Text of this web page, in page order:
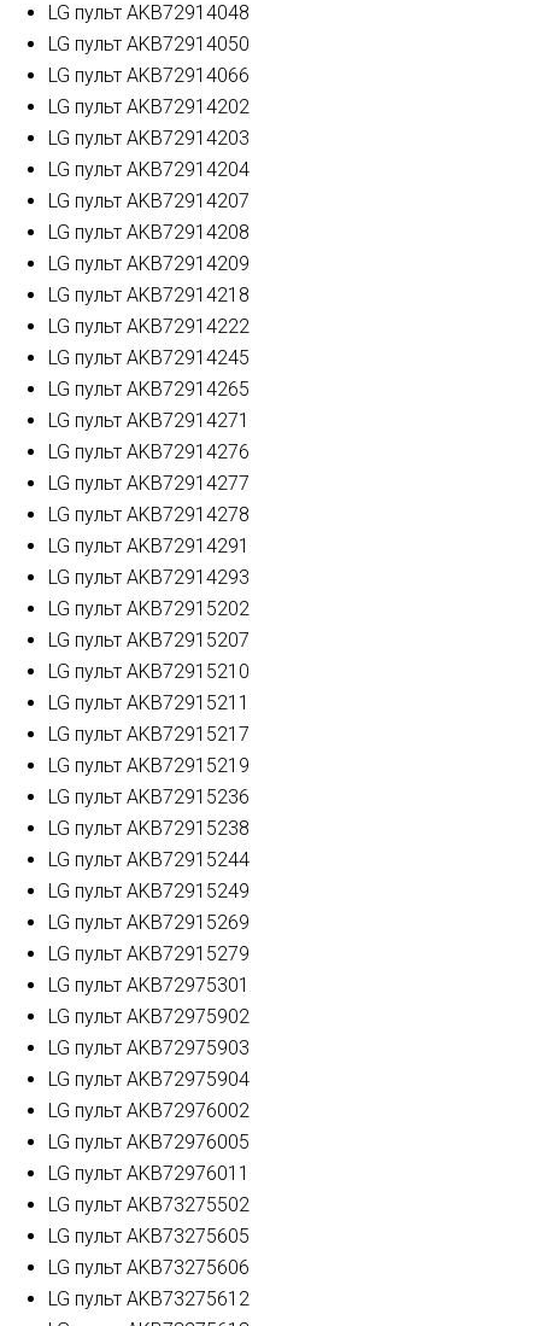
LG пульт AKB72914048
LG пульт AKB72914050
LG пульт AKB72914066
LG пульт AKB72914202
LG пульт AKB72914203
LG пульт AKB72914204
LG пульт AKB72914207
LG пульт AKB72914208
LG пульт AKB72914209
LG пульт AKB72914218
LG пульт AKB72914222
LG пульт AKB72914245
LG пульт AKB72914265
LG пульт AKB72914271
LG пульт AKB72914276
LG пульт AKB72914277
LG пульт AKB72914278
LG пульт AKB72914291
LG пульт AKB72914293
LG пульт AKB72915202
LG пульт AKB72915207
LG пульт AKB72915210
LG пульт AKB72915211
LG пульт AKB72915217
LG пульт AKB72915219
LG пульт AKB72915236
LG пульт AKB72915238
LG пульт AKB72915244
LG пульт AKB72915249
LG пульт AKB72915269
LG пульт AKB72915279
LG пульт AKB72975301
LG пульт AKB72975902
LG пульт AKB72975903
LG пульт AKB72975904
LG пульт AKB72976002
LG пульт AKB72976005
LG пульт AKB72976011
LG пульт AKB73275502
LG пульт AKB73275605
LG пульт AKB73275606
LG пульт AKB73275612